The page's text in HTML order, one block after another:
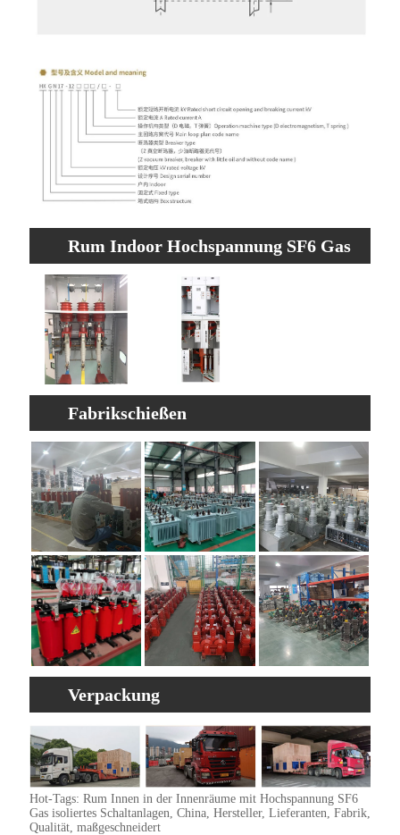
Rum Indoor Hochspannung SF6 Gas
isoliertes Schaltanlagenmerkmale
Fabrikschießen
Verpackung
Hot-Tags: Rum Innen in der Innenräume mit Hochspannung SF6
Gas isoliertes Schaltanlagen, China, Hersteller, Lieferanten, Fabrik,
Qualität, maßgeschneidert